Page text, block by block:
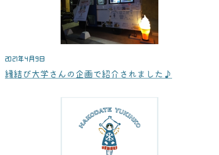
2021年4月9日
縁結び大学さんの企画で紹介されました♪